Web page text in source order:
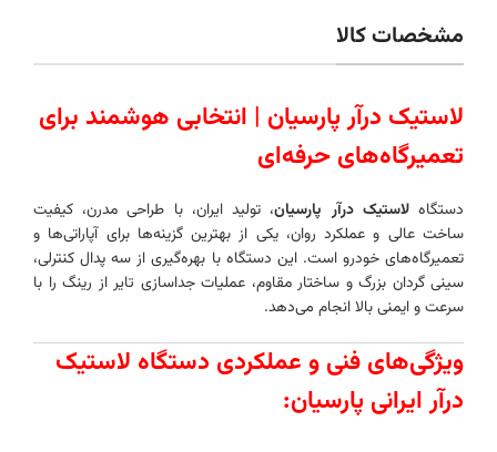
مشخصات کالا
لاستیک درآر پارسیان | انتخابی هوشمند برای
تعمیرگاه‌های حرفه‌ای
دستگاهلاستیک درآر پارسیان، تولید ایران، با طراحی مدرن، کیفیت
ساخت عالی و عملکرد روان، یکی از بهترین گزینه‌ها برای آپاراتی‌ها و
تعمیرگاه‌های خودرو است. این دستگاه با بهره‌گیری از سه پدال کنترلی،
سینی گردان بزرگ و ساختار مقاوم، عملیات جداسازی تایر از رینگ را با
سرعت و ایمنی بالا انجام می‌دهد.
ویژگی‌های فنی و عملکردی دستگاه لاستیک
درآر ایرانی پارسیان: